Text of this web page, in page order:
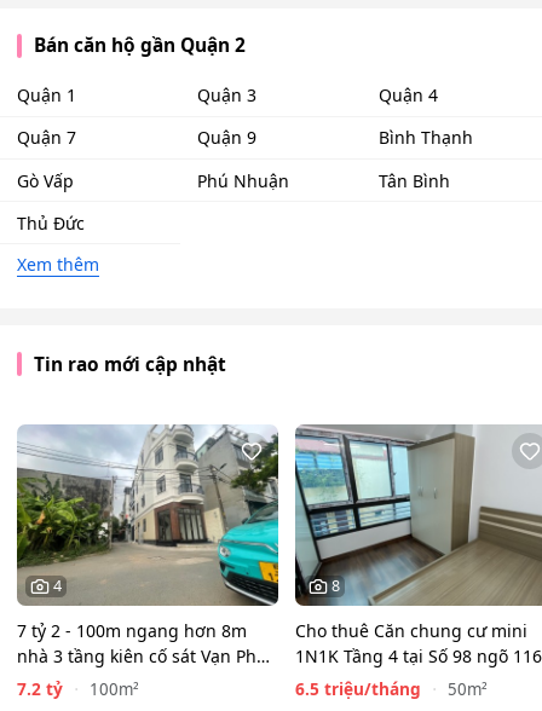
Bán căn hộ gần Quận 2
Quận 1 Quận 3
Quận 4
Quận 7
Quận 9
Bình Thạnh
Gò Vấp
Phú Nhuận
Tân Bình
Thủ Đức
Xem thêm
Tin rao mới cập nhật
4
7 tỷ 2 - 100m ngang hơn 8m
nhà 3 tầng kiên cố sát Vạn Phúc
City - HẺM XE HƠI…
7.2 tỷ
100m²
8
Cho thuê Căn chung cư mini
1N1K Tầng 4 tại Số 98 ngõ 116
Phan Kế Bính, Ba Đình.…
6.5 triệu/tháng
50m²